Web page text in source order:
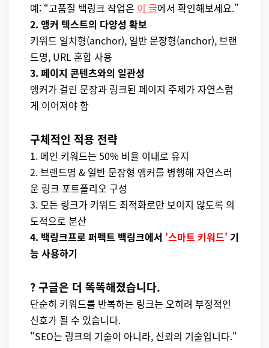
예: “고품질 백링크 작업은 이 글에서 확인해보세요.”
2. 앵커 텍스트의 다양성 확보
키워드 일치형(anchor), 일반 문장형(anchor), 브랜
드명, URL 혼합 사용
3. 페이지 콘텐츠와의 일관성
앵커가 걸린 문장과 링크된 페이지 주제가 자연스럽
게 이어져야 함
구체적인 적용 전략
1. 메인 키워드는 50% 비율 이내로 유지
2. 브랜드명 & 일반 문장형 앵커를 병행해 자연스러
운 링크 포트폴리오 구성
3. 모든 링크가 키워드 최적화로만 보이지 않도록 의
도적으로 분산
4. 백링크프로 퍼펙트 백링크에서 '스마트 키워드' 기
능 사용하기
? 구글은 더 똑똑해졌습니다.
단순히 키워드를 반복하는 링크는 오히려 부정적인
신호가 될 수 있습니다.
"SEO는 링크의 기술이 아니라, 신뢰의 기술입니다."